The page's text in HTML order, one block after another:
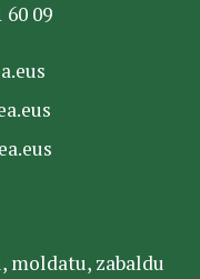
60 09
moldatu, zabaldu